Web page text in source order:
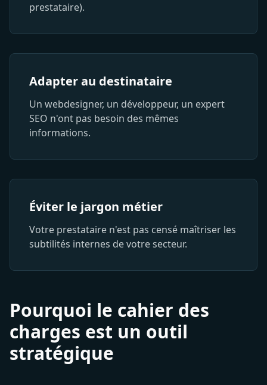
prestataire).
Adapter au destinataire
Un webdesigner, un développeur, un expert
SEO n'ont pas besoin des mêmes
informations.
Éviter le jargon métier
Votre prestataire n'est pas censé maîtriser les
subtilités internes de votre secteur.
Pourquoi le cahier des
charges est un outil
stratégique